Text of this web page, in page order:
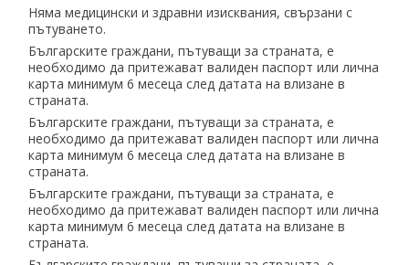
Няма медицински и здравни изисквания, свързани с
пътуването.
Българските граждани, пътуващи за страната, е
необходимо да притежават валиден паспорт или лична
карта минимум 6 месеца след датата на влизане в
страната.
Българските граждани, пътуващи за страната, е
необходимо да притежават валиден паспорт или лична
карта минимум 6 месеца след датата на влизане в
страната.
Българските граждани, пътуващи за страната, е
необходимо да притежават валиден паспорт или лична
карта минимум 6 месеца след датата на влизане в
страната.